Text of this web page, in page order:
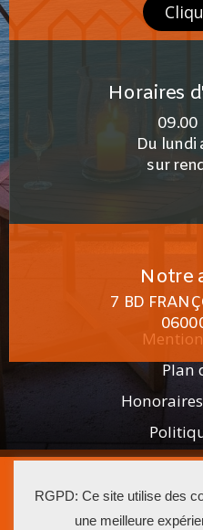
Horaires
09.00
Du lundi
sur
Notre
7 BD
Plan
La
RGPD: Ce site utilise des
une meilleure